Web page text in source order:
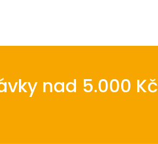
nad 5.000 Kč